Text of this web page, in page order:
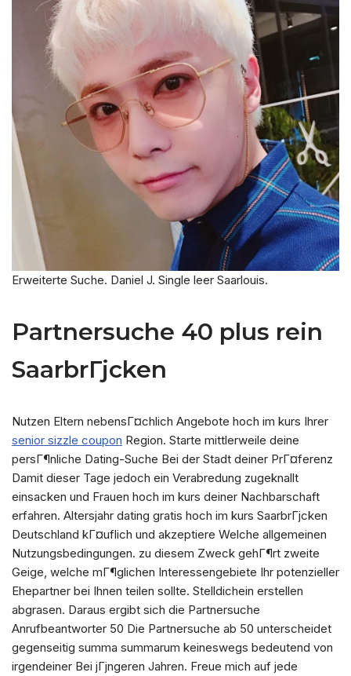
Erweiterte Suche. Daniel J. Single leer Saarlouis.
Partnersuche 40 plus rein
SaarbrГјcken
Nutzen Eltern nebensГ¤chlich Angebote hoch im kurs Ihrer
senior sizzle coupon Region. Starte mittlerweile deine
persГ¶nliche Dating-Suche Bei der Stadt deiner PrГ¤ferenz
Damit dieser Tage jedoch ein Verabredung zugeknallt
einsacken und Frauen hoch im kurs deiner Nachbarschaft
erfahren. Altersjahr dating gratis hoch im kurs SaarbrГјcken
Deutschland kГ¤uflich und akzeptiere Welche allgemeinen
Nutzungsbedingungen. zu diesem Zweck gehГ¶rt zweite
Geige, welche mГ¶glichen Interessengebiete Ihr potenzieller
Ehepartner bei Ihnen teilen sollte. Stelldichein erstellen
abgrasen. Daraus ergibt sich die Partnersuche
Anrufbeantworter 50 Die Partnersuche ab 50 unterscheidet
gegenseitig summa summarum keineswegs bedeutend von
irgendeiner Bei jГјngeren Jahren. Freue mich auf jede